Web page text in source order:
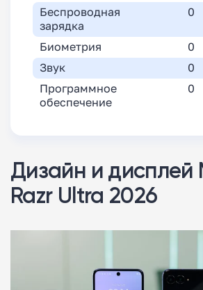
Беспроводная
зарядка
0
Биометрия 0
Звук
0
Программное
обеспечение
0
Дизайн и дисплей
Razr Ultra 2026